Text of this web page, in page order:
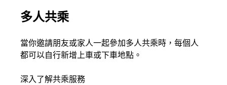
多人共乘
當你邀請朋友或家人一起參加多人共乘時，每個人
都可以自行新增上車或下車地點。
深入了解共乘服務